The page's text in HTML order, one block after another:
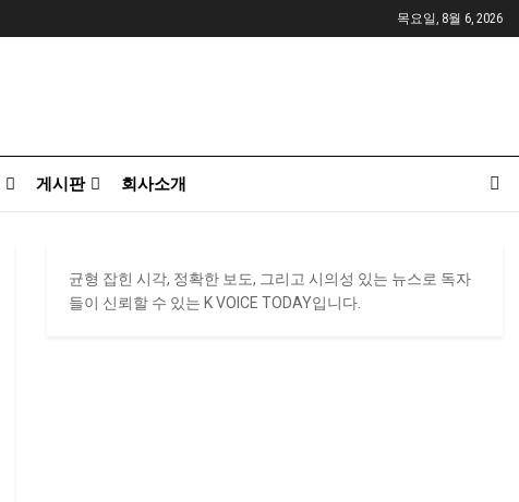
목요일, 8월 6, 2026
게시판 회사소개
균형 잡힌 시각, 정확한 보도, 그리고 시의성 있는 뉴스로 독자
들이 신뢰할 수 있는 K VOICE TODAY입니다.